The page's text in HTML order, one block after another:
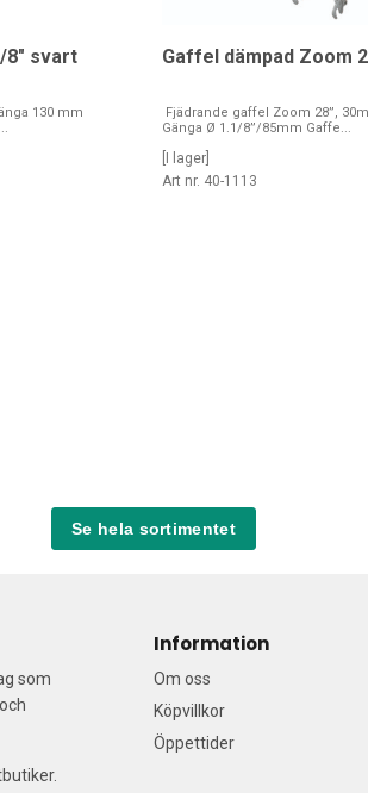
8" svart
130 mm
Gaffel dämpad Zoom
Fjädrande gaffel Zoom 28”,
Gänga Ø 1.1/8”/85mm Gaffe...
[I lager]
Art nr. 40-1113
Se hela sortimentet
som
Information
Om oss
Köpvillkor
Öppettider